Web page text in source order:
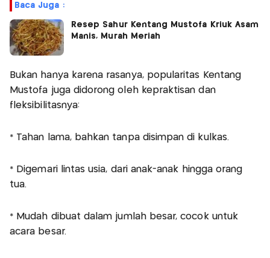
Baca Juga :
Resep Sahur Kentang Mustofa Kriuk Asam
Manis, Murah Meriah
Bukan hanya karena rasanya, popularitas Kentang
Mustofa juga didorong oleh kepraktisan dan
fleksibilitasnya:
* Tahan lama, bahkan tanpa disimpan di kulkas.
* ⁠Digemari lintas usia, dari anak-anak hingga orang
tua.
* ⁠Mudah dibuat dalam jumlah besar, cocok untuk
acara besar.